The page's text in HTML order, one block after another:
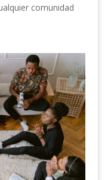
comunidad